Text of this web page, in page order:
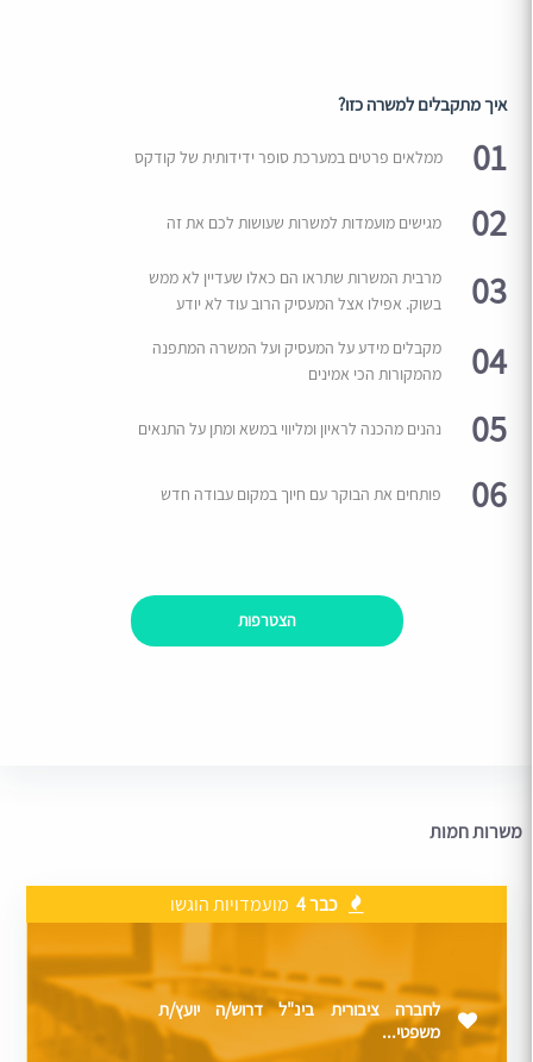
איך מתקבלים למשרה כזו?
01 ממלאים פרטים במערכת סופר ידידותית של קודקס
02 מגישים מועמדות למשרות שעושות לכם את זה
03
מרבית המשרות שתראו הם כאלו שעדיין לא ממש
בשוק. אפילו אצל המעסיק הרוב עוד לא יודע
04
מקבלים מידע על המעסיק ועל המשרה המתפנה
מהמקורות הכי אמינים
05 נהנים מהכנה לראיון ומליווי במשא ומתן על התנאים
06 פותחים את הבוקר עם חיוך במקום עבודה חדש
הצטרפות
משרות חמות
כבר 4 מועמדויות הוגשו
לחברה ציבורית בינ"ל דרוש/ה יועץ/ת
משפטי...